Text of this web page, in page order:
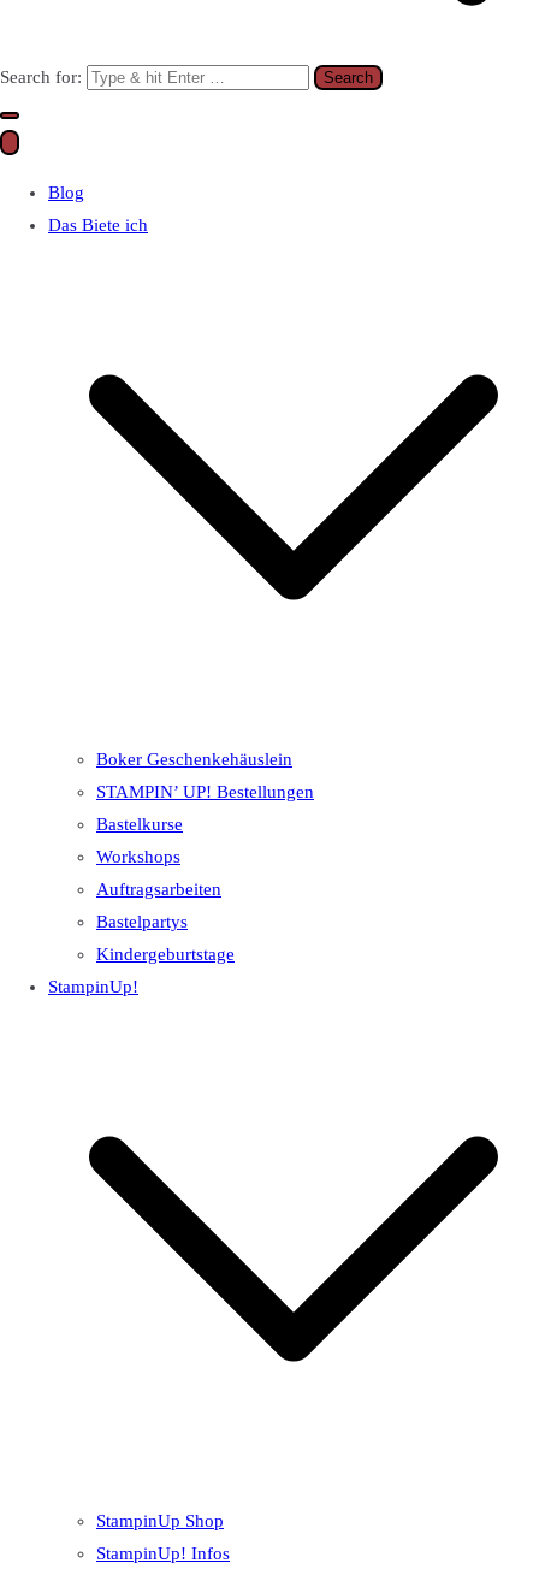
Search for:
Blog
Das Biete ich
Boker Geschenkehäuslein
STAMPIN’ UP! Bestellungen
Bastelkurse
Workshops
Auftragsarbeiten
Bastelpartys
Kindergeburtstage
StampinUp!
StampinUp Shop
StampinUp! Infos